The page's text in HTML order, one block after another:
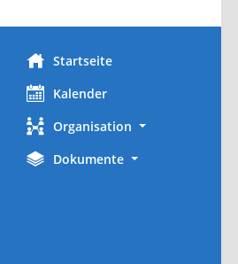
Startseite
Kalender
Organisation
Dokumente